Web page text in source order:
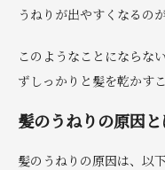
うねりが出やすくなるの
このようなことにならな
ずしっかりと髪を乾かす
髪のうねりの原因と
髪のうねりの原因は、以